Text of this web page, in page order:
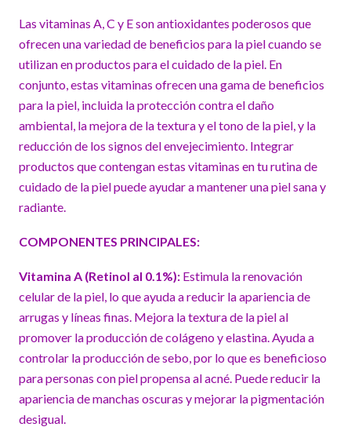
Las vitaminas A, C y E son antioxidantes poderosos que
ofrecen una variedad de beneficios para la piel cuando se
utilizan en productos para el cuidado de la piel. En
conjunto, estas vitaminas ofrecen una gama de beneficios
para la piel, incluida la protección contra el daño
ambiental, la mejora de la textura y el tono de la piel, y la
reducción de los signos del envejecimiento. Integrar
productos que contengan estas vitaminas en tu rutina de
cuidado de la piel puede ayudar a mantener una piel sana y
radiante.
COMPONENTES PRINCIPALES:
Vitamina A (Retinol al 0.1%): Estimula la renovación
celular de la piel, lo que ayuda a reducir la apariencia de
arrugas y líneas finas. Mejora la textura de la piel al
promover la producción de colágeno y elastina. Ayuda a
controlar la producción de sebo, por lo que es beneficioso
para personas con piel propensa al acné. Puede reducir la
apariencia de manchas oscuras y mejorar la pigmentación
desigual.